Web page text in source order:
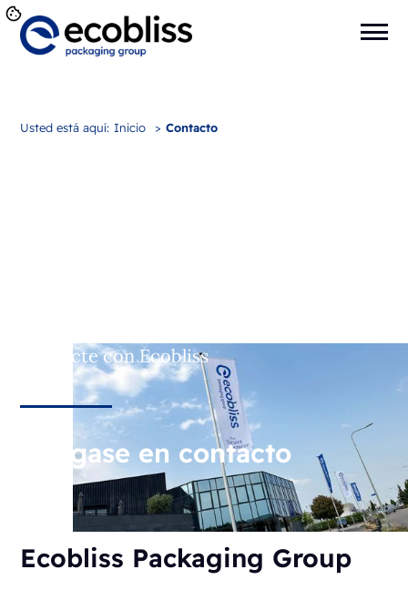
Usted está aquí: Inicio > Contacto
Contacte con Ecobliss
Póngase en contacto
Ecobliss Packaging Group